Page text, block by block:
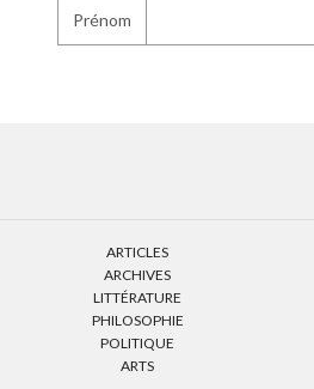
Prénom
ARTICLES
ARCHIVES
LITTÉRATURE
PHILOSOPHIE
POLITIQUE
ARTS